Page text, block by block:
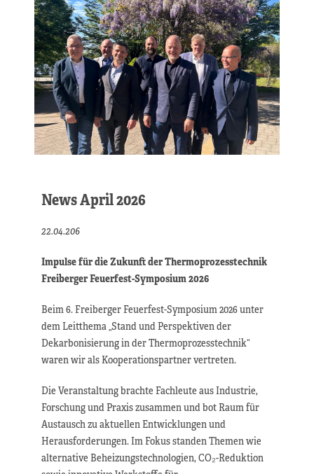
News April 2026
22.04.206
Impulse für die Zukunft der Thermoprozesstechnik
Freiberger Feuerfest-Symposium 2026
Beim 6. Freiberger Feuerfest-Symposium 2026 unter
dem Leitthema „Stand und Perspektiven der
Dekarbonisierung in der Thermoprozesstechnik“
waren wir als Kooperationspartner vertreten.
Die Veranstaltung brachte Fachleute aus Industrie,
Forschung und Praxis zusammen und bot Raum für
Austausch zu aktuellen Entwicklungen und
Herausforderungen. Im Fokus standen Themen wie
alternative Beheizungstechnologien, CO₂-Reduktion